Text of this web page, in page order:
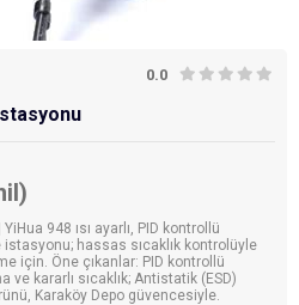
0.0
948 ısı ayarlı, PID kontrollü
hassas sıcaklık kontrolüyle
için. Öne çıkanlar: PID kontrollü
ve kararlı sıcaklık; Antistatik (ESD)
Karaköy Depo güvencesiyle.